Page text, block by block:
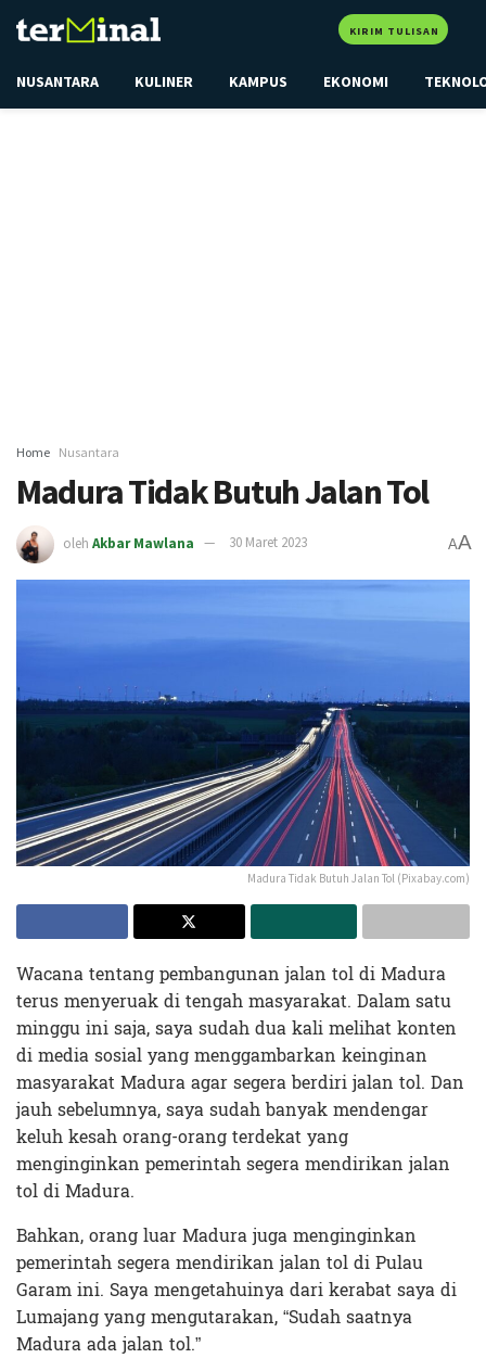
KIRIM TULISAN
NUSANTARA KULINER KAMPUS EKONOMI
Home Nusantara
Madura Tidak Butuh Jalan Tol
oleh Akbar Mawlana 30 Maret 2023 AA
Madura Tidak Butuh Jalan Tol (Pixabay.com)
Wacana tentang pembangunan jalan tol di Madura
terus menyeruak di tengah masyarakat. Dalam satu
minggu ini saja, saya sudah dua kali melihat konten
di media sosial yang menggambarkan keinginan
masyarakat Madura agar segera berdiri jalan tol. Dan
jauh sebelumnya, saya sudah banyak mendengar
keluh kesah orang-orang terdekat yang
menginginkan pemerintah segera mendirikan jalan
tol di Madura.
Bahkan, orang luar Madura juga menginginkan
pemerintah segera mendirikan jalan tol di Pulau
Garam ini. Saya mengetahuinya dari kerabat saya di
Lumajang yang mengutarakan, “Sudah saatnya
Madura ada jalan tol.”